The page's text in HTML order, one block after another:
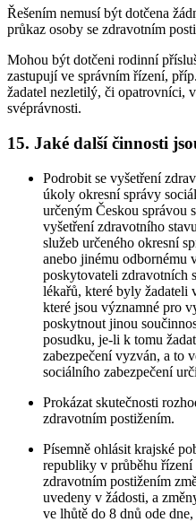
Řešením nemusí být dotčena
průkaz osoby se zdravotním
Mohou být dotčeni rodinní
zastupují ve správním řízení,
žadatel nezletilý, či opatrovníci,
svéprávnosti.
15. Jaké další činnosti
Podrobit se vyšetření
úkoly okresní správy
určeným Českou správou
vyšetření zdravotního
služeb určeného okresní
anebo jinému odbornému
poskytovateli zdravotních
lékařů, které byly žadateli
které jsou významné pro
poskytnout jinou
posudku, je-li k tomu
zabezpečení vyzván, a to
sociálního zabezpečení
Prokázat skutečnosti
zdravotním postižením.
Písemně ohlásit krajské
republiky v průběhu řízení
zdravotním postižením
uvedeny v žádosti, a
ve lhůtě do 8 dnů ode